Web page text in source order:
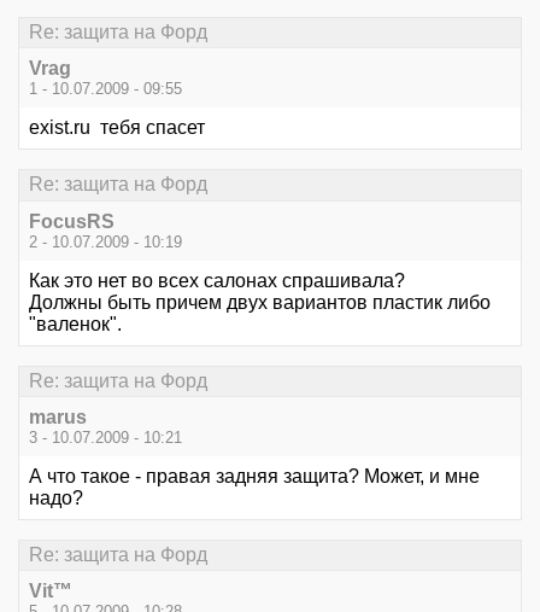
Re: защита на Форд
Vrag
1 - 10.07.2009 - 09:55
exist.ru тебя спасет
Re: защита на Форд
FocusRS
2 - 10.07.2009 - 10:19
Как это нет во всех салонах спрашивала?
Должны быть причем двух вариантов пластик либо
"валенок".
Re: защита на Форд
marus
3 - 10.07.2009 - 10:21
А что такое - правая задняя защита? Может, и мне
надо?
Re: защита на Форд
Vit™